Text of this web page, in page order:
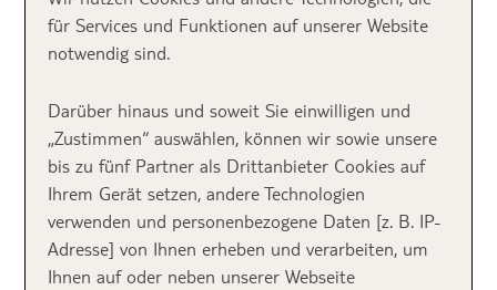
Mykonos Zakynthos
für Services und Funktionen auf unserer Website
notwendig sind.
Darüber hinaus und soweit Sie einwilligen und
„Zustimmen“ auswählen, können wir sowie unsere
bis zu fünf Partner als Drittanbieter Cookies auf
Ihrem Gerät setzen, andere Technologien
verwenden und personenbezogene Daten [z. B. IP-
Adresse] von Ihnen erheben und verarbeiten, um
Ihnen auf oder neben unserer Webseite